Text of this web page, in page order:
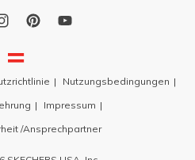
Nutzungsbedingungen
Impressum
/Ansprechpartner